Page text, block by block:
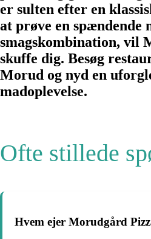
er sulten efter en
at prøve en spændende
smagskombination, vil
skuffe dig. Besøg
Morud og nyd en
madoplevelse.
Ofte stillede
Hvem ejer Morudgård